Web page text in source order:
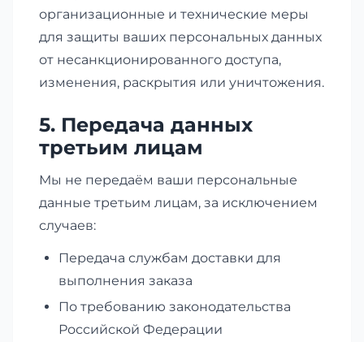
организационные и технические меры
для защиты ваших персональных данных
от несанкционированного доступа,
изменения, раскрытия или уничтожения.
5. Передача данных
третьим лицам
Мы не передаём ваши персональные
данные третьим лицам, за исключением
случаев:
Передача службам доставки для
выполнения заказа
По требованию законодательства
Российской Федерации